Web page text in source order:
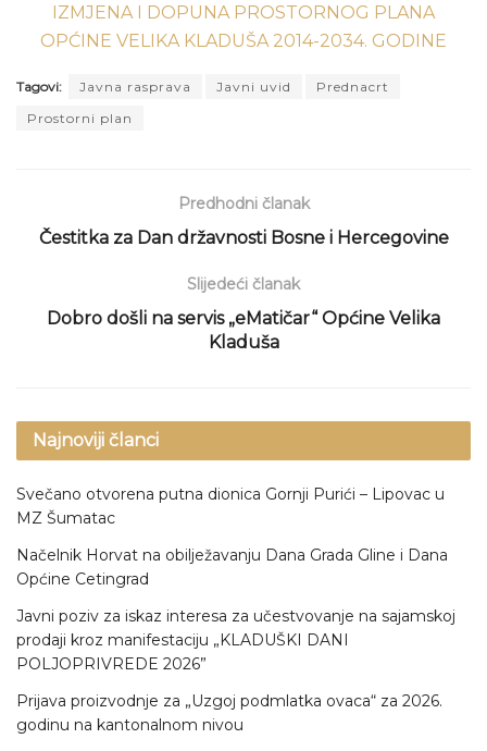
IZMJENA I DOPUNA PROSTORNOG PLANA
OPĆINE VELIKA KLADUŠA 2014-2034. GODINE
Tagovi: Javna rasprava Javni uvid
Prednacrt
Prostorni plan
Predhodni članak
Čestitka za Dan državnosti Bosne i Hercegovine
Slijedeći članak
Dobro došli na servis „eMatičar“ Općine Velika
Kladuša
Najnoviji članci
Svečano otvorena putna dionica Gornji Purići – Lipovac u
MZ Šumatac
Načelnik Horvat na obilježavanju Dana Grada Gline i Dana
Općine Cetingrad
Javni poziv za iskaz interesa za učestvovanje na sajamskoj
prodaji kroz manifestaciju „KLADUŠKI DANI
POLJOPRIVREDE 2026”
Prijava proizvodnje za „Uzgoj podmlatka ovaca“ za 2026.
godinu na kantonalnom nivou